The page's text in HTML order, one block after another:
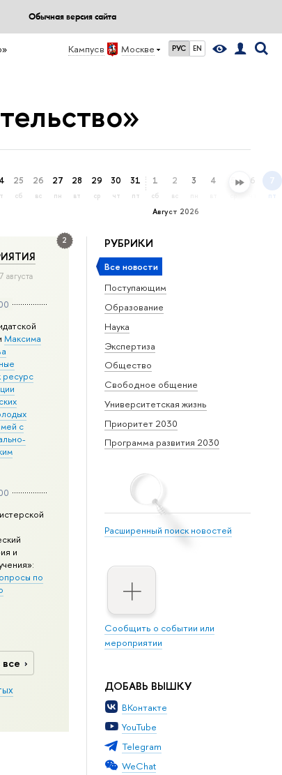
Обычная версия сайта
Кампус в Москве РУС EN
25
сб
26
вс
27
пн
28
вт
29
ср
30
чт
31
пт
Август 2026
1
сб
2
вс
3 4 5 6 7
пт
РУБРИКИ
Все новости
Поступающим
Образование
Наука
Экспертиза
Общество
Свободное общение
Университетская жизнь
Приоритет 2030
Программа развития 2030
Расширенный поиск новостей
Сообщить о событии или
мероприятии
ДОБАВЬ ВЫШКУ
ВКонтакте
YouTube
Telegram
WeChat
2
августа
Максима
ресурс
с
и
по
все